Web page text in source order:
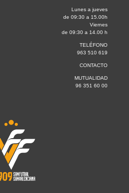
Lunes a jueves
de 09:30 a 15.00h
Viernes
de 09:30 a 14.00 h
TELÉFONO
963 510 619
CONTACTO
MUTUALIDAD
96 351 60 00